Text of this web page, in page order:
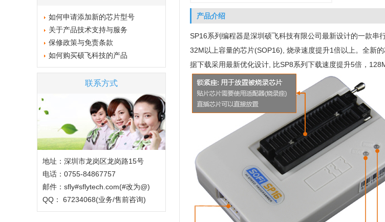
1
如何申请添加新的芯片型号
关于产品技术支持与服务
保修政策与免责条款
如何购买硕飞科技的产品
联系方式
地址：深圳市龙岗区龙岗路15号
电话：0755-84867757
邮件：sfly#sflytech.com(#改为@)
QQ： 67234068(业务/售前咨询)
产品介绍
SP16系列编程器是深圳硕飞科技有限公司最新设计的一款串
32M以上容量的芯片(SOP16), 烧录速度提升1倍以上。全新
据下载采用最新优化设计, 比SP8系列下载速度提升5倍，